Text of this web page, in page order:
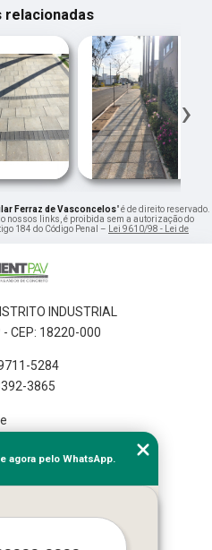
relacionadas
›
Ferraz de Vasconcelos" é de direito reservado.
nossos links, é proibida sem a autorização do
184 do Código Penal – Lei 9610/98 - Lei de
INDUSTRIAL
CEP: 18220-000
5284
3865
agora pelo WhatsApp.